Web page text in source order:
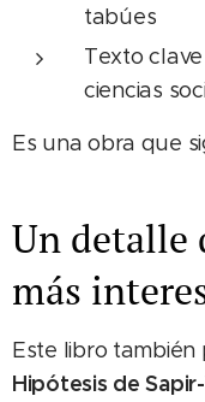
tabúes
Texto
ciencias
Es una obra que
Un detalle
más
Este libro
Hipótesis de